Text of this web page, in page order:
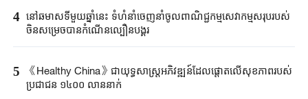
4 នៅឆមាសទីមួយឆ្នាំនេះ ទំហំនាំចេញនាំចូលពាណិជ្ជកម្មសេវាកម្មសរុបរបស់
ចិនសម្រេចបានកំណើនល្បឿនបង្គួរ
5
《Healthy China》​ជា​យុទ្ធសាស្ត្រ​អភិវឌ្ឍន៍​ដែលផ្តោត​លើ​សុខភាព​របស់​
ប្រជាជន ​១៤០០ ​លាន​នាក់​​